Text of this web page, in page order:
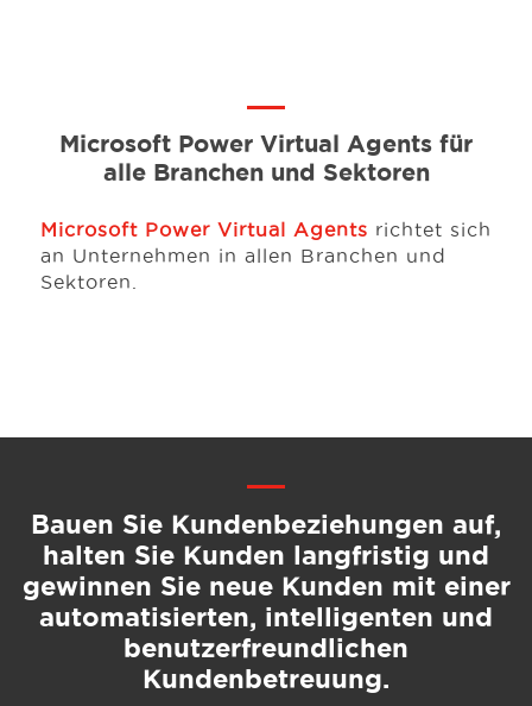
Microsoft Power Virtual Agents für
alle Branchen und Sektoren
Microsoft Power Virtual Agents richtet sich
an Unternehmen in allen Branchen und
Sektoren.
Bauen Sie Kundenbeziehungen auf,
halten Sie Kunden langfristig und
gewinnen Sie neue Kunden mit einer
automatisierten, intelligenten und
benutzerfreundlichen
Kundenbetreuung.